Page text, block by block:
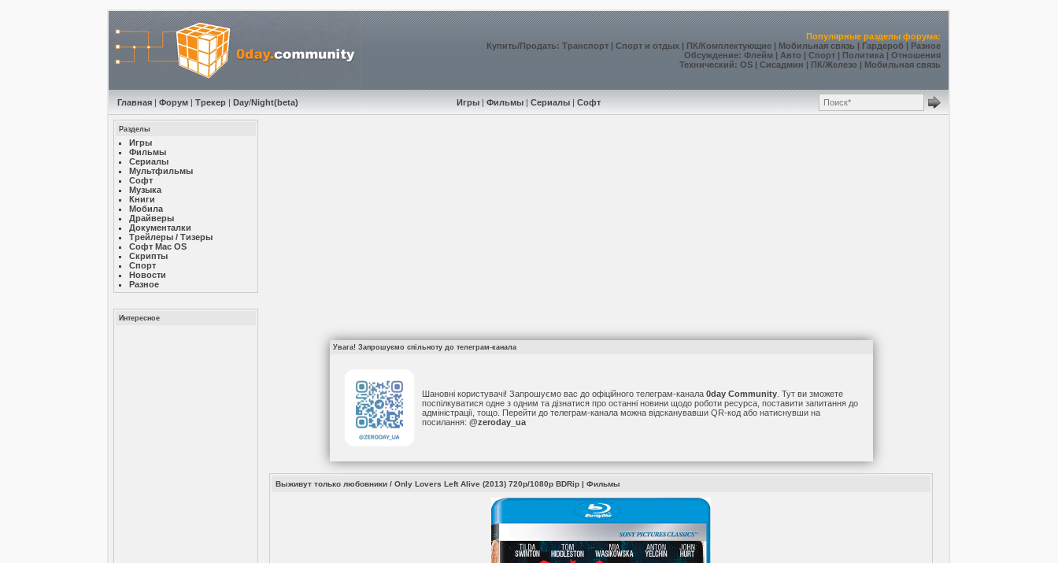
Популярные разделы форума:
Купить/Продать:Транспорт |Спорт и отдых |ПК/Комплектующие |Мобильная связь | Гардероб |Разное
Обсуждение:Флейм | Авто |Спорт | Политика |Отношения
Технический:OS |Сисадмин | ПК/Железо | Мобильная связь
Главная |Форум |Трекер |Day/Night(beta) Игры |Фильмы |Сериалы |Софт
Разделы
Игры
Фильмы
Сериалы
Мультфильмы
Софт
Музыкa
Книги
Мобила
Драйверы
Документалки
Трейлеры / Тизеры
Софт Mac OS
Скрипты
Спорт
Новости
Разное
Интересное
Увага! Запрошуємо спільноту до телеграм-канала
Шановні користувачі! Запрошуємо вас до офіційного телеграм-канала 0day Community. Тут ви зможете
поспілкуватися одне з одним та дізнатися про останні новини щодо роботи ресурса, поставити запитання до
адміністрації, тощо. Перейти до телеграм-канала можна відсканувавши QR-код або натиснувши на
посилання: @zeroday_ua
Выживут только любовники / Only Lovers Left Alive (2013) 720p/1080p BDRip |Фильмы